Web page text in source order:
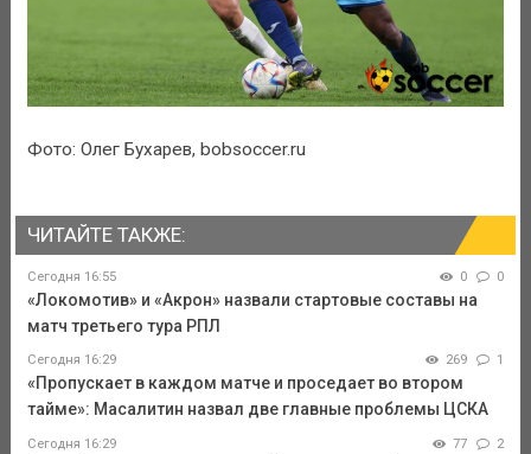
Фото: Олег Бухарев, bobsoccer.ru
ЧИТАЙТЕ ТАКЖЕ:
Сегодня 16:55 0 0
«Локомотив» и «Акрон» назвали стартовые составы на
матч третьего тура РПЛ
Сегодня 16:29 269 1
«Пропускает в каждом матче и проседает во втором
тайме»: Масалитин назвал две главные проблемы ЦСКА
Сегодня 16:29 77 2